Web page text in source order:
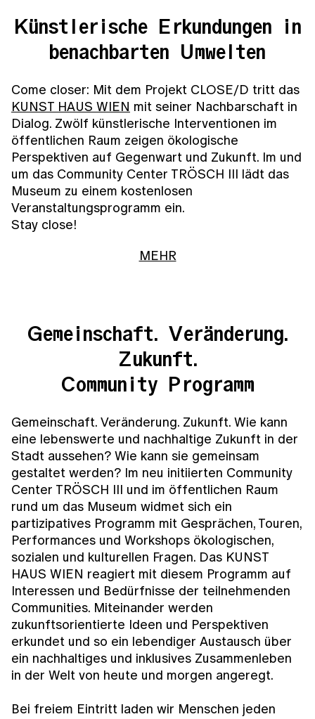
Künstlerische Erkundungen in
benachbarten Umwelten
Come closer: Mit dem Projekt CLOSE/D tritt das
KUNST HAUS WIEN mit seiner Nachbarschaft in
Dialog. Zwölf künstlerische Interventionen im
öffentlichen Raum zeigen ökologische
Perspektiven auf Gegenwart und Zukunft. Im und
um das Community Center TRÖSCH III lädt das
Museum zu einem kostenlosen
Veranstaltungsprogramm ein.
Stay close!
MEHR
Gemeinschaft. Veränderung.
Zukunft.
Community Programm
Gemeinschaft. Veränderung. Zukunft. Wie kann
eine lebenswerte und nachhaltige Zukunft in der
Stadt aussehen? Wie kann sie gemeinsam
gestaltet werden? Im neu initiierten Community
Center TRÖSCH III und im öffentlichen Raum
rund um das Museum widmet sich ein
partizipatives Programm mit Gesprächen, Touren,
Performances und Workshops ökologischen,
sozialen und kulturellen Fragen. Das KUNST
HAUS WIEN reagiert mit diesem Programm auf
Interessen und Bedürfnisse der teilnehmenden
Communities. Miteinander werden
zukunftsorientierte Ideen und Perspektiven
erkundet und so ein lebendiger Austausch über
ein nachhaltiges und inklusives Zusammenleben
in der Welt von heute und morgen angeregt.
Bei freiem Eintritt laden wir Menschen jeden